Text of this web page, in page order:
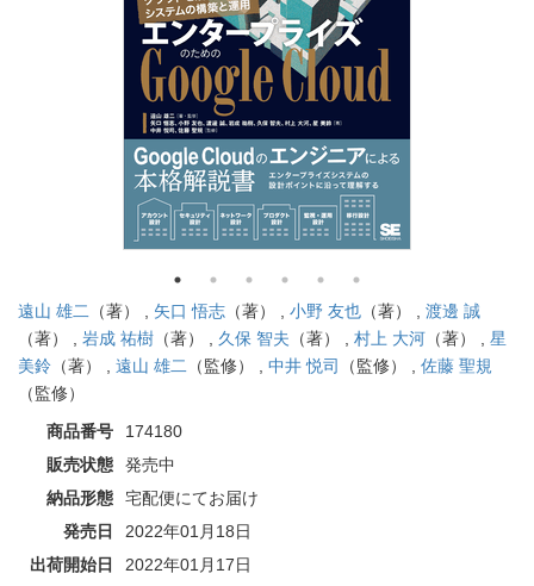
遠山 雄二 （著） , 矢口 悟志 （著） , 小野 友也 （著） , 渡邊 誠
（著） , 岩成 祐樹 （著） , 久保 智夫 （著） , 村上 大河 （著） , 星
美鈴 （著） , 遠山 雄二 （監修） , 中井 悦司 （監修） , 佐藤 聖規
（監修）
商品番号
174180
販売状態
発売中
納品形態
宅配便にてお届け
発売日
2022年01月18日
出荷開始日
2022年01月17日